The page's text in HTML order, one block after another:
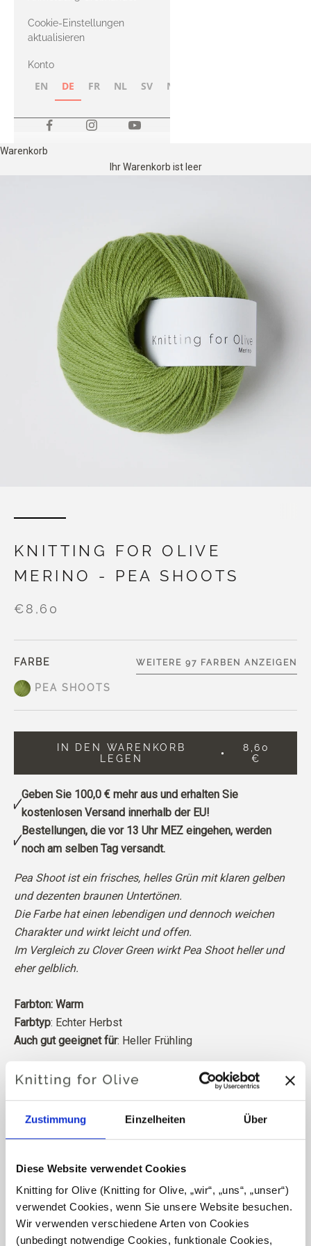
Zustimmung Einzelheiten Über
Diese Website verwendet Cookies
Knitting for Olive (Knitting for Olive, „wir“, „uns“, „unser“)
verwendet Cookies, wenn Sie unsere Website besuchen.
Wir verwenden verschiedene Arten von Cookies
(unbedingt notwendige Cookies, funktionale Cookies,
Cookie-Einstellungen
aktualisieren
Konto
EN DE FR NL SV NB
Warenkorb
Ihr Warenkorb ist leer
KNITTING FOR OLIVE
MERINO - PEA SHOOTS
€8,60
FARBE
PEA SHOOTS
WEITERE 97 FARBEN ANZEIGEN
IN DEN WARENKORB
LEGEN
8,60
€
Geben Sie 100,0 €mehr aus und erhalten Sie
kostenlosen Versand innerhalb der EU!
Bestellungen, die vor 13 Uhr MEZ eingehen, werden
noch am selben Tag versandt.
Pea Shoot ist ein frisches, helles Grün mit klaren gelben
und dezenten braunen Untertönen.
Die Farbe hat einen lebendigen und dennoch weichen
Charakter und wirkt leicht und offen.
Im Vergleich zu Clover Green wirkt Pea Shoot heller und
eher gelblich.
Farbton: Warm
Farbtyp: Echter Herbst
Auch gut geeignet für: Heller Frühling
Unsere Merinowolle stammt von Schafen, die in
Patagonien gezüchtet wurden, wo das Mulesing nicht
praktiziert wird. Die Wolle kann direkt zu der Farm
Bauern und welchem Schaf unsere Wolle stammt.
Merinowolle hat viele hervorragende Eigenschaften. Sie
ist temperaturregulierend. Das heißt, die Wolle hält
unseren Körper bei kaltem Wetter warm und gibt bei